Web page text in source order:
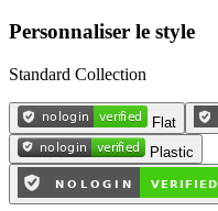
Personnaliser le style
Standard Collection
Flat
Plastic